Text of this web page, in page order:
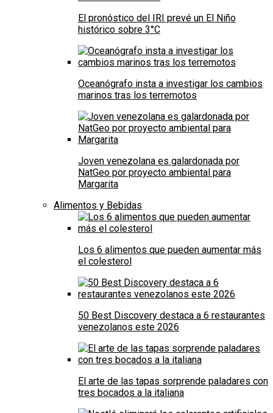
El pronóstico del IRI prevé un El Niño
histórico sobre 3°C
Oceanógrafo insta a investigar los cambios
marinos tras los terremotos
Joven venezolana es galardonada por
NatGeo por proyecto ambiental para
Margarita
Alimentos y Bebidas
Los 6 alimentos que pueden aumentar más
el colesterol
50 Best Discovery destaca a 6 restaurantes
venezolanos este 2026
El arte de las tapas sorprende paladares con
tres bocados a la italiana